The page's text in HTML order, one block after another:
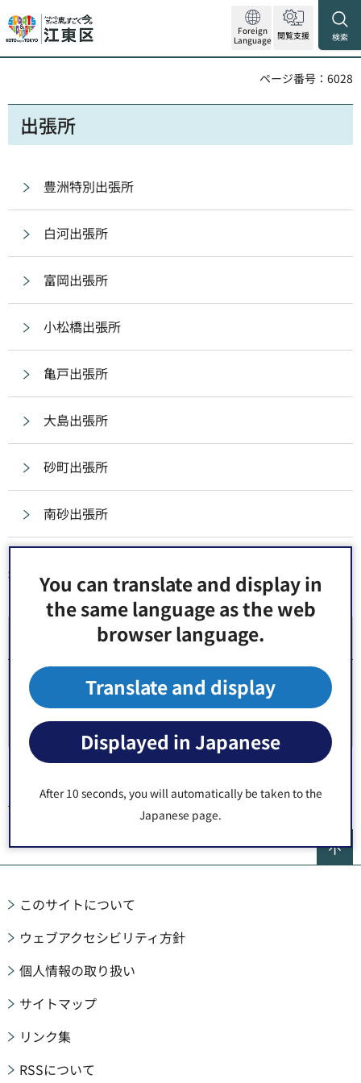
You can translate and display in
the same language as the web
browser language.
Translate and display
Displayed in Japanese
After 10 seconds, you will automatically be taken to the
Japanese page.
Foreign
Language 閲覧支援 検索
ページ番号：6028
出張所
豊洲特別出張所
白河出張所
富岡出張所
小松橋出張所
亀戸出張所
大島出張所
砂町出張所
南砂出張所
同じ分類から探す
区役所・出張所等
出張所
トップページ>施設案内>区施設>区役所・出張所等> 出張所
このサイトについて
ウェブアクセシビリティ方針
個人情報の取り扱い
サイトマップ
リンク集
RSSについて